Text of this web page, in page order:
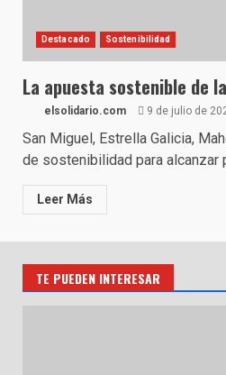
Destacado Sostenibilidad
La apuesta sostenible de
elsolidario.com 9 de julio de
San Miguel, Estrella Galicia,
de sostenibilidad para alcanzar
Leer Más
TE PUEDEN INTERESAR